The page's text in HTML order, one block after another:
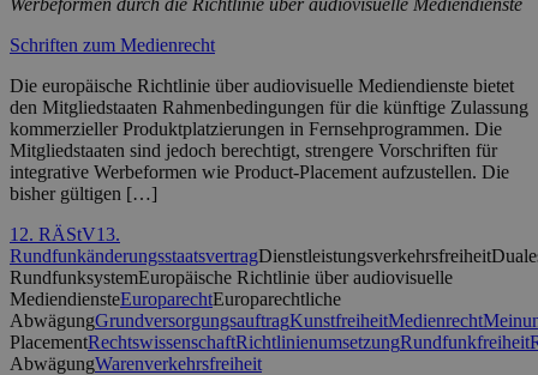
Schriften zum Medienrecht
Die europäische Richtlinie über audiovisuelle Mediendienste bietet
den Mitgliedstaaten Rahmenbedingungen für die künftige Zulassung
kommerzieller Produktplatzierungen in Fernsehprogrammen. Die
Mitgliedstaaten sind jedoch berechtigt, strengere Vorschriften für
integrative Werbeformen wie Product-Placement aufzustellen. Die
bisher gültigen […]
12. RÄStV13.
RundfunkänderungsstaatsvertragDienstleistungsverkehrsfreiheit
RundfunksystemEuropäische Richtlinie über audiovisuelle
MediendiensteEuroparechtEuroparechtliche
AbwägungGrundversorgungsauftragKunstfreiheitMedienrecht
PlacementRechtswissenschaftRichtlinienumsetzungRundfunkfreiheit
AbwägungWarenverkehrsfreiheit